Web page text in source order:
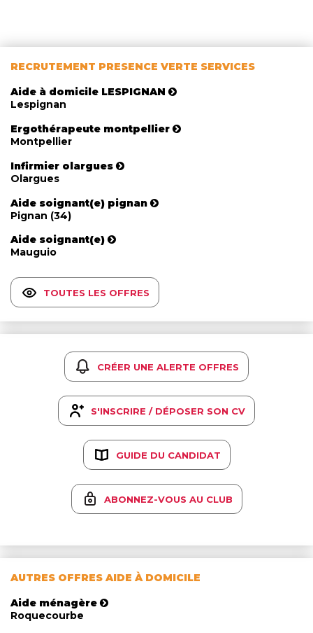
RECRUTEMENT PRESENCE VERTE SERVICES
Aide à domicile LESPIGNAN
Lespignan
Ergothérapeute montpellier
Montpellier
Infirmier olargues
Olargues
Aide soignant(e) pignan
Pignan (34)
Aide soignant(e)
Mauguio
TOUTES LES OFFRES
CRÉER UNE ALERTE OFFRES
S'INSCRIRE / DÉPOSER SON CV
GUIDE DU CANDIDAT
ABONNEZ-VOUS AU CLUB
AUTRES OFFRES AIDE À DOMICILE
Aide ménagère
Roquecourbe